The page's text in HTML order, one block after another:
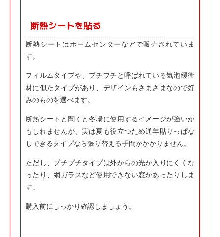
断熱シートを貼る
断熱シートはホームセンターなどで販売されていま
す。
フィルムタイプや、プチプチと呼ばれている気泡緩衝
材に似たタイプがあり、デザインもさまざまなので好
みのものを選べます。
断熱シートと聞くと冬場に使用するイメージが強いか
もしれませんが、実は夏も役立つため通年貼りっぱな
しできるタイプなら張り替える手間がかかりません。
ただし、プチプチタイプは外からの光が入りにくくな
ったり、網ガラスなど使用できない窓があったりしま
す。
購入前にしっかり確認しましょう。